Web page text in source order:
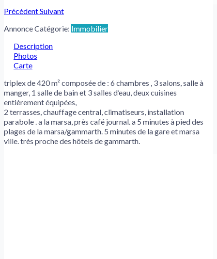
PrécédentSuivant
Annonce Catégorie: Immobilier
Description
Photos
Carte
triplex de 420 m² composée de : 6 chambres , 3 salons, salle à
manger, 1 salle de bain et 3 salles d’eau, deux cuisines
entièrement équipées,
2 terrasses, chauffage central, climatiseurs, installation
parabole . a la marsa, près café journal. a 5 minutes à pied des
plages de la marsa/gammarth. 5 minutes de la gare et marsa
ville. très proche des hôtels de gammarth.